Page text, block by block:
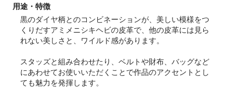
用途・特徴
黒のダイヤ柄とのコンビネーションが、美しい模様をつ
くりだすアミメニシキヘビの皮革で、他の皮革には見ら
れない美しさと、ワイルド感があります。
スタッズと組み合わせたり、ベルトや財布、バッグなど
にあわせてお使いいただくことで作品のアクセントとし
ても魅力を発揮します。